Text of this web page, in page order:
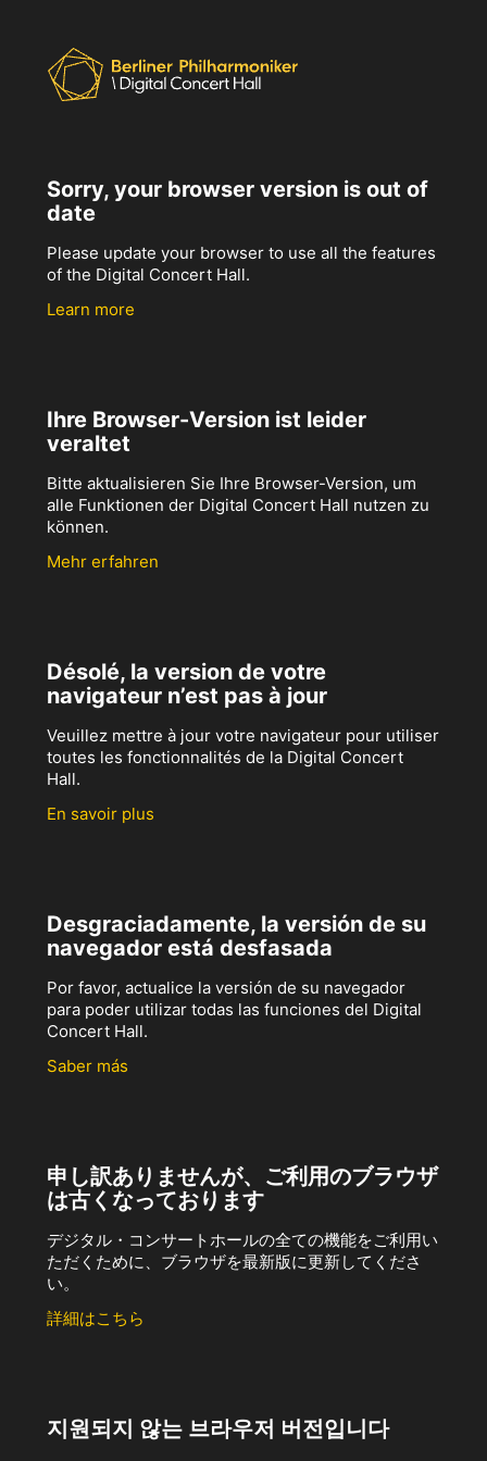
Sorry, your browser version is out of
date
Please update your browser to use all the features
of the Digital Concert Hall.
Learn more
Ihre Browser-Version ist leider
veraltet
Bitte aktualisieren Sie Ihre Browser-Version, um
alle Funktionen der Digital Concert Hall nutzen zu
können.
Mehr erfahren
Désolé, la version de votre
navigateur n’est pas à jour
Veuillez mettre à jour votre navigateur pour utiliser
toutes les fonctionnalités de la Digital Concert
Hall.
En savoir plus
Desgraciadamente, la versión de su
navegador está desfasada
Por favor, actualice la versión de su navegador
para poder utilizar todas las funciones del Digital
Concert Hall.
Saber más
申し訳ありませんが、ご利用のブラウザ
は古くなっております
デジタル・コンサートホールの全ての機能をご利用い
ただくために、ブラウザを最新版に更新してくださ
い。
詳細はこちら
지원되지 않는 브라우저 버전입니다